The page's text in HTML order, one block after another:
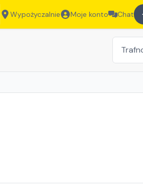
Wypożyczalnie Moje konto Chat